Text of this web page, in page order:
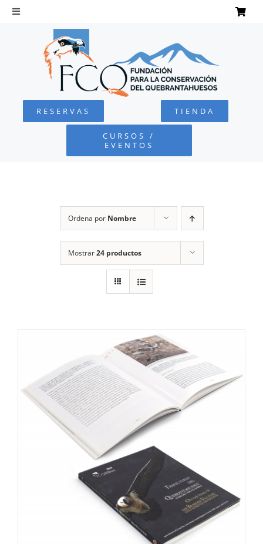
Saltar
Toggle
Navigation
QUEBRANTAHUESOS
FUNDACIÓN
CARRITO
RESERVAS TIENDA
CURSOS /
EVENTOS
Ordena por Nombre
Mostrar24 productos